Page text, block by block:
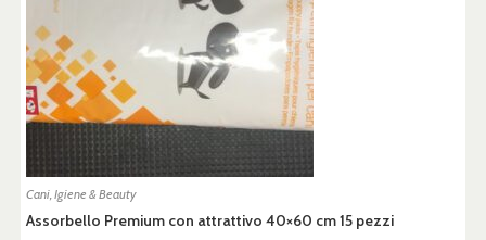
Cani,Igiene & Beauty
Assorbello Premium con attrattivo 40×60 cm 15 pezzi